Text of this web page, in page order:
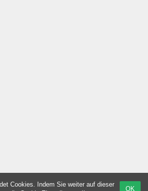
OK
Cookies. Indem Sie weiter auf dieser